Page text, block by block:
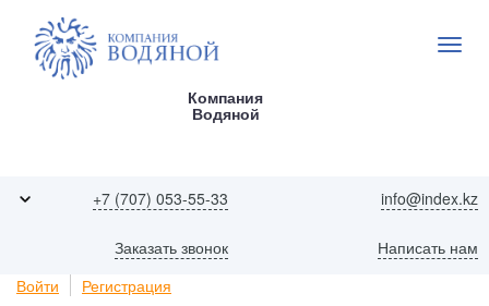
Компания
Водяной
+7 (707) 053-55-33 info@index.kz
Заказать звонок
Написать нам
Войти
Регистрация